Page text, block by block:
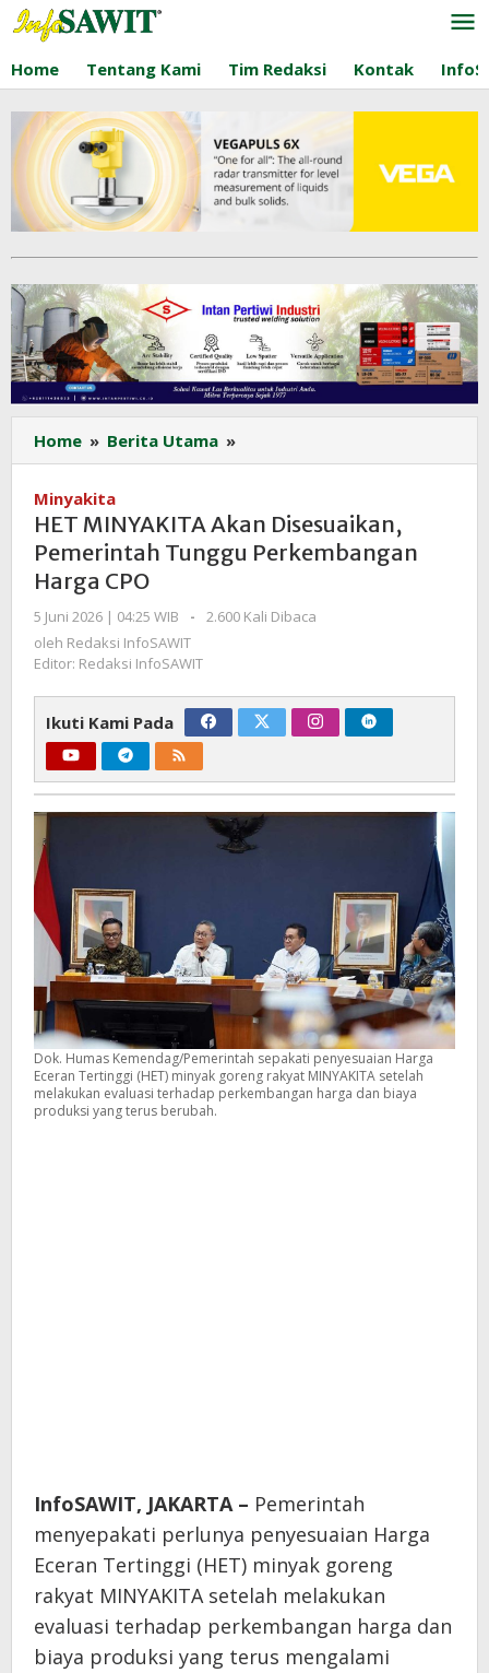
Lewati
ke
konten
Home Tentang Kami Tim Redaksi Kontak
Home » Berita Utama »
MINYAKITA
Disesuaikan,
Pemerintah
Tunggu
Harga
Minyakita
HET MINYAKITA Akan Disesuaikan,
Pemerintah Tunggu Perkembangan
Harga CPO
5 Juni 2026 | 04:25 WIB
oleh
Redaksi
InfoSAWIT
-
2.600 Kali Dibaca
oleh Redaksi InfoSAWIT
Editor: Redaksi InfoSAWIT
Ikuti Kami Pada
Dok. Humas Kemendag/Pemerintah sepakati penyesuaian Harga
Eceran Tertinggi (HET) minyak goreng rakyat MINYAKITA setelah
melakukan evaluasi terhadap perkembangan harga dan biaya
produksi yang terus berubah.
InfoSAWIT, JAKARTA – Pemerintah
menyepakati perlunya penyesuaian Harga
Eceran Tertinggi (HET) minyak goreng
rakyat MINYAKITA setelah melakukan
evaluasi terhadap perkembangan harga dan
biaya produksi yang terus mengalami